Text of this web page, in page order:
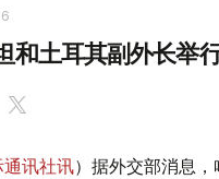
和土耳其副外长举
讯社讯）据外交部消息